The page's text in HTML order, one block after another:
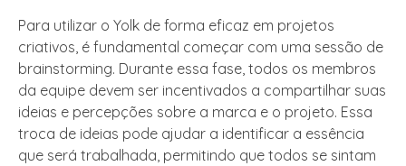
Para utilizar o Yolk de forma eficaz em projetos
criativos, é fundamental começar com uma sessão de
brainstorming. Durante essa fase, todos os membros
da equipe devem ser incentivados a compartilhar suas
ideias e percepções sobre a marca e o projeto. Essa
troca de ideias pode ajudar a identificar a essência
que será trabalhada, permitindo que todos se sintam